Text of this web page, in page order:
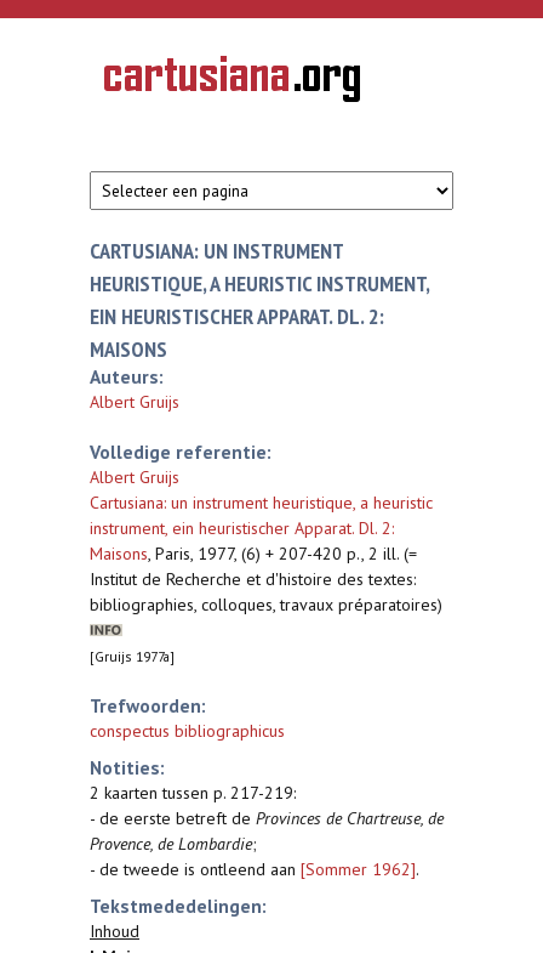
Overslaan en naar de inhoud gaan
CARTUSIANA
Geschiedenis
van de
CARTUSIANA: UN INSTRUMENT
HEURISTIQUE, A HEURISTIC INSTRUMENT,
EIN HEURISTISCHER APPARAT. DL. 2:
MAISONS
Auteurs:
Albert Gruijs
Volledige referentie:
Albert Gruijs
Cartusiana: un instrument heuristique, a heuristic
instrument, ein heuristischer Apparat. Dl. 2:
Maisons, Paris, 1977, (6) + 207-420 p., 2 ill. (=
Institut de Recherche et d'histoire des textes:
bibliographies, colloques, travaux préparatoires)
[Gruijs 1977a]
Trefwoorden:
conspectus bibliographicus
Notities:
2 kaarten tussen p. 217-219:
- de eerste betreft de Provinces de Chartreuse, de
Provence, de Lombardie;
- de tweede is ontleend aan [Sommer 1962].
Tekstmededelingen:
Inhoud